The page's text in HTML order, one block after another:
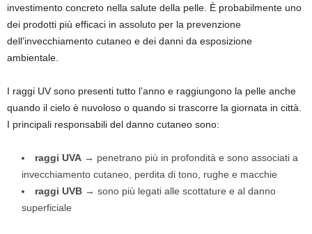
investimento concreto nella salute della pelle. È probabilmente uno
dei prodotti più efficaci in assoluto per la prevenzione
dell’invecchiamento cutaneo e dei danni da esposizione
ambientale.
I raggi UV sono presenti tutto l’anno e raggiungono la pelle anche
quando il cielo è nuvoloso o quando si trascorre la giornata in città.
I principali responsabili del danno cutaneo sono:
raggi UVA → penetrano più in profondità e sono associati a
invecchiamento cutaneo, perdita di tono, rughe e macchie
raggi UVB → sono più legati alle scottature e al danno
superficiale